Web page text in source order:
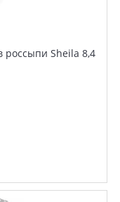
россыпи Sheila 8,4